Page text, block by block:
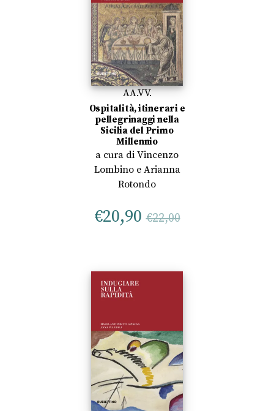
AA.VV.
Ospitalità, itinerari e
pellegrinaggi nella
Sicilia del Primo
Millennio
a cura di Vincenzo
Lombinoe Arianna
Rotondo
€20,90 €22,00